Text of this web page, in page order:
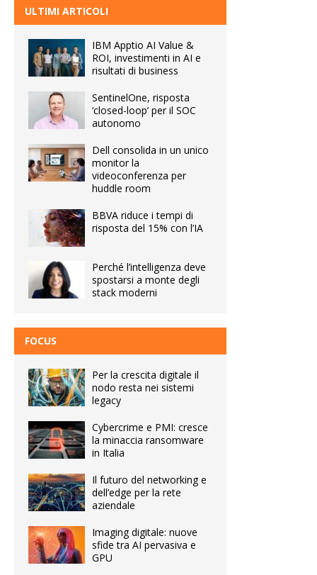
ULTIMI ARTICOLI
IBM Apptio AI Value &
ROI, investimenti in AI e
risultati di business
SentinelOne, risposta
‘closed-loop’ per il SOC
autonomo
Dell consolida in un unico
monitor la
videoconferenza per
huddle room
BBVA riduce i tempi di
risposta del 15% con l’IA
Perché l’intelligenza deve
spostarsi a monte degli
stack moderni
FOCUS
Per la crescita digitale il
nodo resta nei sistemi
legacy
Cybercrime e PMI: cresce
la minaccia ransomware
in Italia
Il futuro del networking e
dell’edge per la rete
aziendale
Imaging digitale: nuove
sfide tra AI pervasiva e
GPU